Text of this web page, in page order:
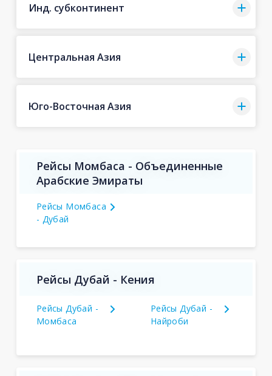
Инд. субконтинент
Центральная Азия
Юго-Восточная Азия
Рейсы Момбаса - Объединенные
Арабские Эмираты
Рейсы Момбаса
- Дубай
Рейсы Дубай - Кения
Рейсы Дубай -
Момбаса
Рейсы Дубай -
Найроби